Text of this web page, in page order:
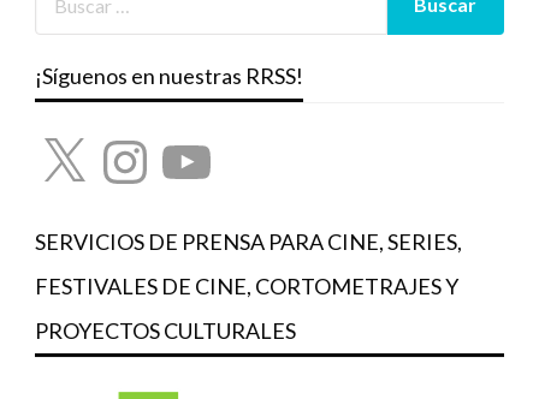
¡Síguenos en nuestras RRSS!
X InstagramYouTube
SERVICIOS DE PRENSA PARA CINE, SERIES,
FESTIVALES DE CINE, CORTOMETRAJES Y
PROYECTOS CULTURALES